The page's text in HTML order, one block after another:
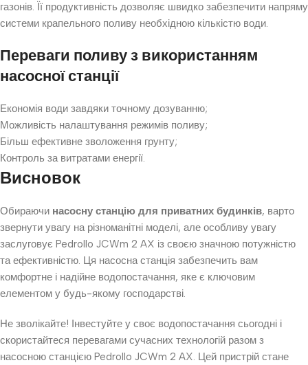
газонів. Її продуктивність дозволяє швидко забезпечити напряму
системи крапельного поливу необхідною кількістю води.
Переваги поливу з використанням
насосної станції
Економія води завдяки точному дозуванню;
Можливість налаштування режимів поливу;
Більш ефективне зволоження грунту;
Контроль за витратами енергії.
Висновок
Обираючи насосну станцію для приватних будинків, варто
звернути увагу на різноманітні моделі, але особливу увагу
заслуговує Pedrollo JCWm 2 AX із своєю значною потужністю
та ефективністю. Ця насосна станція забезпечить вам
комфортне і надійне водопостачання, яке є ключовим
елементом у будь-якому господарстві.
Не зволікайте! Інвестуйте у своє водопостачання сьогодні і
скористайтеся перевагами сучасних технологій разом з
насосною станцією Pedrollo JCWm 2 AX. Цей пристрій стане